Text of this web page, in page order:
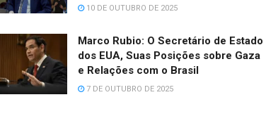
10 DE OUTUBRO DE 2025
Marco Rubio: O Secretário de Estado
dos EUA, Suas Posições sobre Gaza
e Relações com o Brasil
7 DE OUTUBRO DE 2025